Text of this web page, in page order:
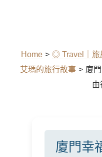
Home > ◎ Travel｜旅
艾瑪的旅行故事 > 廈
由
廈門幸